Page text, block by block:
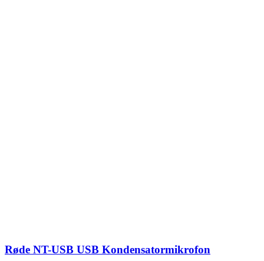
Røde NT-USB USB Kondensatormikrofon